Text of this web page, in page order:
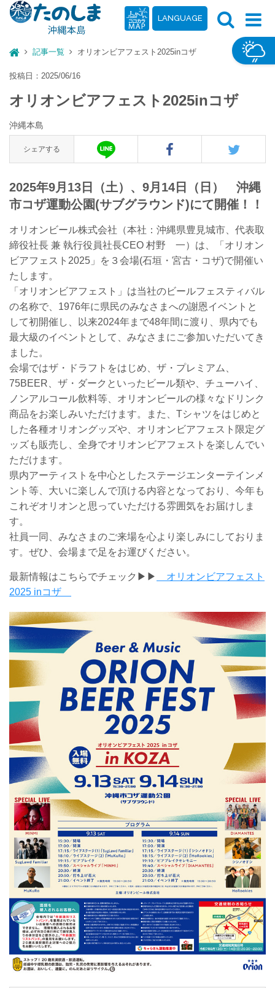
LANGUAGE
記事一覧 オリオンビアフェスト2025inコザ
投稿日：2025/06/16
オリオンビアフェスト2025inコザ
沖縄本島
シェアする
2025年9月13日（土）、9月14日（日） 沖縄
市コザ運動公園(サブグラウンド)にて開催！！
オリオンビール株式会社（本社：沖縄県豊見城市、代表取
締役社長 兼 執行役員社長CEO 村野 一）は、「オリオン
ビアフェスト2025」を３会場(石垣・宮古・コザ)で開催い
たします。
「オリオンビアフェスト」は当社のビールフェスティバル
の名称で、1976年に県民のみなさまへの謝恩イベントと
して初開催し、以来2024年まで48年間に渡り、県内でも
最大級のイベントとして、みなさまにご参加いただいてき
ました。
会場ではザ・ドラフトをはじめ、ザ・プレミアム、
75BEER、ザ・ダークといったビール類や、チューハイ、
ノンアルコール飲料等、オリオンビールの様々なドリンク
商品をお楽しみいただけます。また、Tシャツをはじめと
した各種オリオングッズや、オリオンビアフェスト限定グ
ッズも販売し、全身でオリオンビアフェストを楽しんでい
ただけます。
県内アーティストを中心としたステージエンターテインメ
ント等、大いに楽しんで頂ける内容となっており、今年も
これぞオリオンと思っていただける雰囲気をお届けしま
す。
社員一同、みなさまのご来場を心より楽しみにしておりま
す。ぜひ、会場まで足をお運びください。
最新情報はこちらでチェック▶▶
オリオンビアフェスト
2025 inコザ